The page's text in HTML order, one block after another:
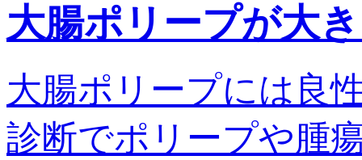
大腸ポリープが大
大腸ポリープには良
診断でポリープや腫